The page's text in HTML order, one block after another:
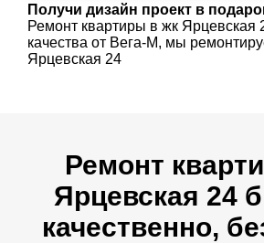
Получи дизайн проект в
Ремонт квартиры в жк Ярцевская
качества от Вега-М, мы
Ярцевская 24
Ремонт
Ярцевская 24
качественно,